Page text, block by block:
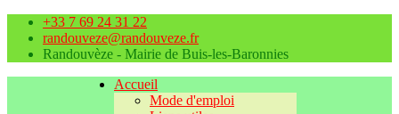
+33 7 69 24 31 22
randouveze@randouveze.fr
Randouvèze - Mairie de Buis-les-Baronnies
Accueil
Mode d'emploi